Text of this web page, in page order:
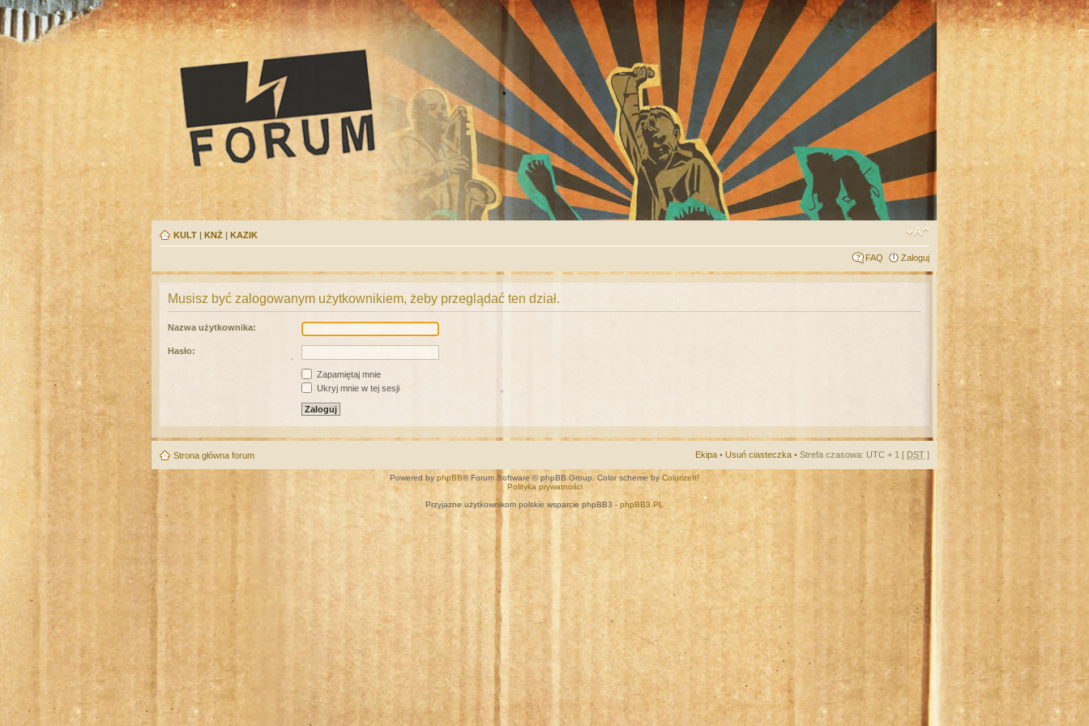
KULT | KNŻ | KAZIK
FAQ Zaloguj
Musisz być zalogowanym użytkownikiem, żeby przeglądać ten dział.
Nazwa użytkownika:
Hasło:
Zapamiętaj mnie
Ukryj mnie w tej sesji
Strona główna forum Ekipa • Usuń ciasteczka • Strefa czasowa: UTC + 1 [ DST ]
Powered by phpBB® Forum Software © phpBB Group. Color scheme by ColorizeIt!
Polityka prywatności
Przyjazne użytkownikom polskie wsparcie phpBB3 - phpBB3.PL